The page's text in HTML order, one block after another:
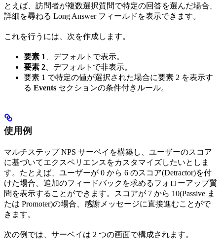
とえば、訪問者が複数選択質問で特定の回答を選んだ場合、
詳細を尋ねる Long Answer フィールドを表示できます。
これを行うには、次を作成します。
要素 1
、デフォルトで表示。
要素 2 、デフォルトで非表示。
要素 1 で特定の値が選択された場合に要素 2 を表示す
る Events セクションの条件付きルール。
使用例
マルチステップ NPS サーベイを構築し、ユーザーのスコア
に基づいてエクスペリエンスをカスタマイズしたいとしま
す。たとえば、ユーザーが 0 から 6 のスコア(Detractor)を付
けた場合、追加のフィードバックを求めるフォローアップ質
問を表示することができます。スコアが 7 から 10(Passive ま
たは Promoter)の場合、感謝メッセージに直接進むことがで
きます。
次の例では、サーベイは 2 つの画面で構成されます。